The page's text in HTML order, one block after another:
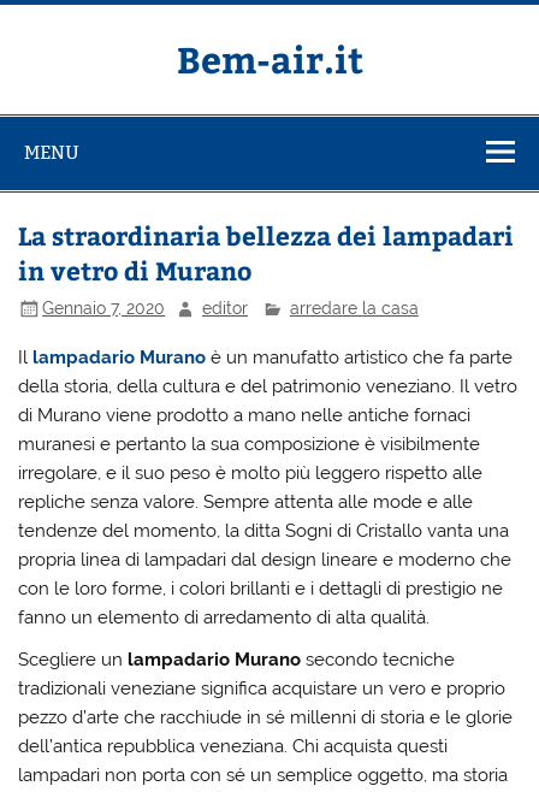
Salta
Bem-air.it
MENU
La straordinaria bellezza dei lampadari
in vetro di Murano
Gennaio 7, 2020 editor arredare la casa
Illampadario Murano è un manufatto artistico che fa parte
della storia, della cultura e del patrimonio veneziano. Il vetro
di Murano viene prodotto a mano nelle antiche fornaci
muranesi e pertanto la sua composizione è visibilmente
irregolare, e il suo peso è molto più leggero rispetto alle
repliche senza valore. Sempre attenta alle mode e alle
tendenze del momento, la ditta Sogni di Cristallo vanta una
propria linea di lampadari dal design lineare e moderno che
con le loro forme, i colori brillanti e i dettagli di prestigio ne
fanno un elemento di arredamento di alta qualità.
Scegliere un lampadario Murano secondo tecniche
tradizionali veneziane significa acquistare un vero e proprio
pezzo d’arte che racchiude in sé millenni di storia e le glorie
dell’antica repubblica veneziana. Chi acquista questi
lampadari non porta con sé un semplice oggetto, ma storia